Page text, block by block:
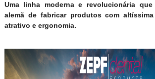
Uma linha moderna e revolucionária
alemã de fabricar produtos com
atrativo e ergonomia.